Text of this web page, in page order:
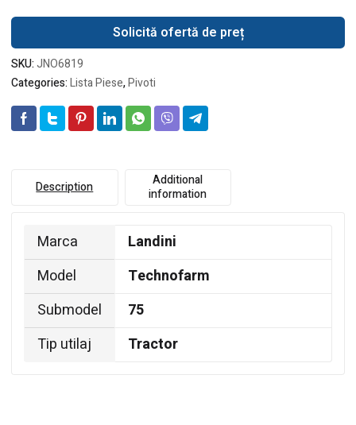
Solicită ofertă de preț
SKU:JNO6819
Categories:Lista Piese,Pivoti
Description
Additional
information
Marca
Landini
Model
Technofarm
Submodel
75
Tip utilaj
Tractor